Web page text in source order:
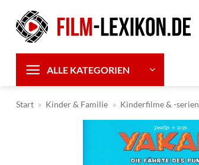
Inhalt
springen
ALLE KATEGORIEN
Start » Kinder & Familie » Kinderfilme & -serien